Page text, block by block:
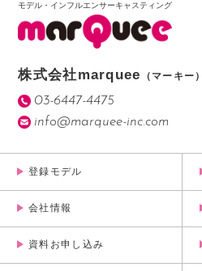
モデル・インフルエンサーキャスティング
株式会社marquee （マーキー）
03-6447-4475
info@marquee-inc.com
登録モデル
会社情報
資料お申し込み